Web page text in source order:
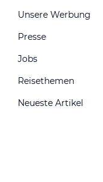
Unsere Werbung
Presse
Jobs
Reisethemen
Neueste Artikel